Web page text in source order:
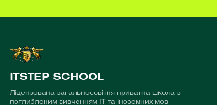
ITSTEP SCHOOL
Ліцензована загальноосвітня приватна школа з
поглибленим вивченням ІТ та іноземних мов